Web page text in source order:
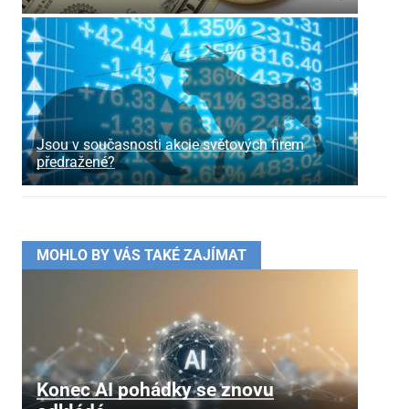
Jsou v současnosti akcie světových firem
předražené?
MOHLO BY VÁS TAKÉ ZAJÍMAT
Konec AI pohádky se znovu